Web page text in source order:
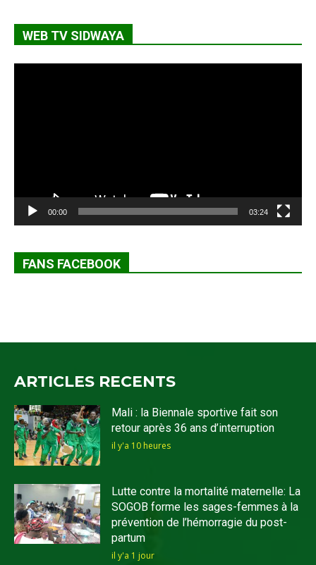
WEB TV SIDWAYA
00:00 03:24
FANS FACEBOOK
ARTICLES RECENTS
Mali : la Biennale sportive fait son
retour après 36 ans d’interruption
il y'a 10 heures
Lutte contre la mortalité maternelle: La
SOGOB forme les sages-femmes à la
prévention de l’hémorragie du post-
partum
il y'a 1 jour